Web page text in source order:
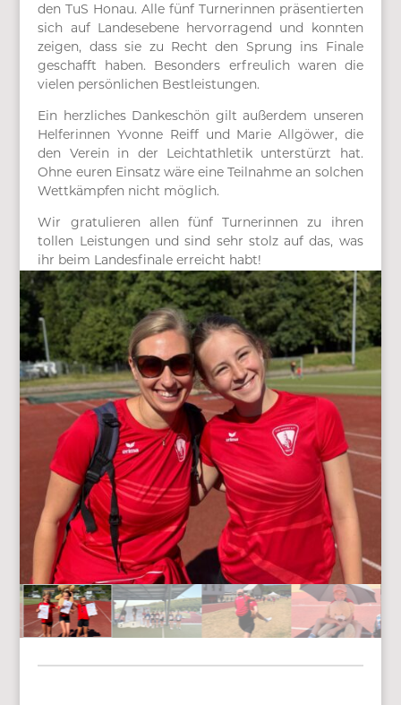
den TuS Honau. Alle fünf Turnerinnen präsentierten
sich auf Landesebene hervorragend und konnten
zeigen, dass sie zu Recht den Sprung ins Finale
geschafft haben. Besonders erfreulich waren die
vielen persönlichen Bestleistungen.
Ein herzliches Dankeschön gilt außerdem unseren
Helferinnen Yvonne Reiff und Marie Allgöwer, die
den Verein in der Leichtathletik unterstürzt hat.
Ohne euren Einsatz wäre eine Teilnahme an solchen
Wettkämpfen nicht möglich.
Wir gratulieren allen fünf Turnerinnen zu ihren
tollen Leistungen und sind sehr stolz auf das, was
ihr beim Landesfinale erreicht habt!